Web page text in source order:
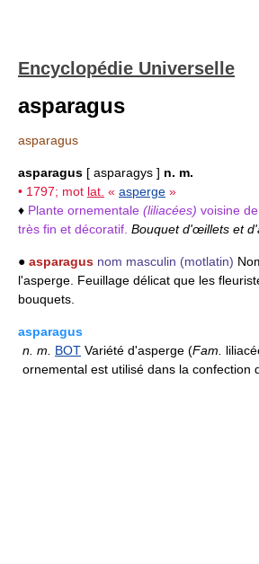
Encyclopédie Universelle
asparagus
asparagus
asparagus [ asparagys ] n. m.
• 1797; mot lat. « asperge »
♦ Plante ornementale (liliacées) voisine
très fin et décoratif. Bouquet d'œillets et
● asparagus nom masculin (motlatin)
l'asperge. Feuillage délicat que les
bouquets.
asparagus
n. m. BOT Variété d'asperge (Fam.
ornemental est utilisé dans la confection